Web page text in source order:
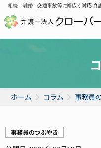
相続、離婚、交通事故等に幅広く対応 弁
ホーム コラム 事務員
事務員のつぶやき